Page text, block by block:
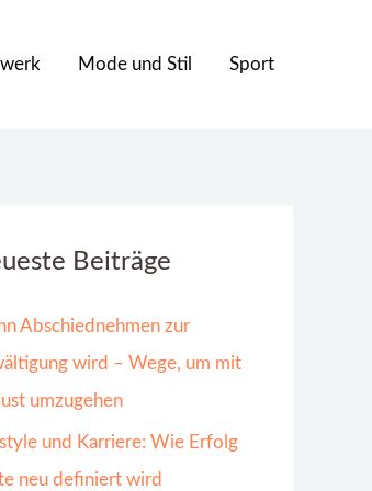
Mode und Stil Sport
Beiträge
Abschiednehmen zur
wird – Wege, um mit
umzugehen
und Karriere: Wie Erfolg
neu definiert wird